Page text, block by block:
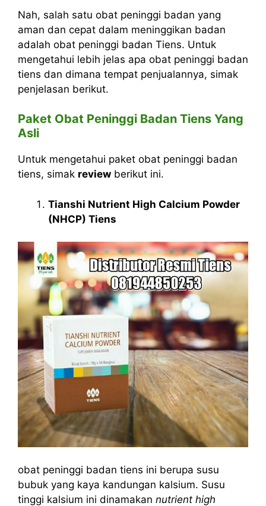
Nah, salah satu obat peninggi badan yang
aman dan cepat dalam meninggikan badan
adalah obat peninggi badan Tiens. Untuk
mengetahui lebih jelas apa obat peninggi badan
tiens dan dimana tempat penjualannya, simak
penjelasan berikut.
Paket Obat Peninggi Badan Tiens Yang
Asli
Untuk mengetahui paket obat peninggi badan
tiens, simak review berikut ini.
Tianshi Nutrient High Calcium Powder
(NHCP) Tiens
obat peninggi badan tiens ini berupa susu
bubuk yang kaya kandungan kalsium. Susu
tinggi kalsium ini dinamakan nutrient high